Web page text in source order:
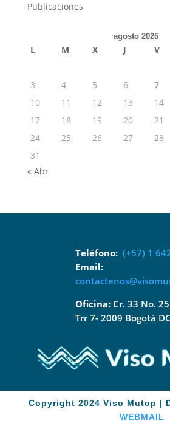
Publicaciones
agosto 2026
L M X J V
3
4 5 6 7
10
11 12 13 14
17
18 19 20 21
24
25 26 27 28
31
« Abr
Teléfono: (+57) 1
Email:
Oficina: Cr. 33 No.
Trr 7- 2009 Bogotá DC
Copyright 2024 Viso Mutop |
WEBMAIL